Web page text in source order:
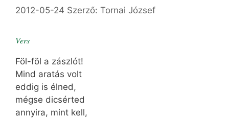
2012-05-24 Szerző: Tornai József
Vers
Föl-föl a zászlót!
Mind aratás volt
eddig is élned,
mégse dicsérted
annyira, mint kell,